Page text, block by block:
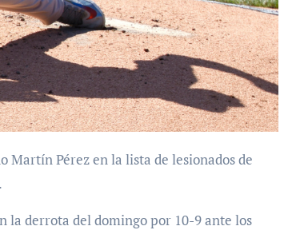
la derrota del domingo por 10-9 ante los